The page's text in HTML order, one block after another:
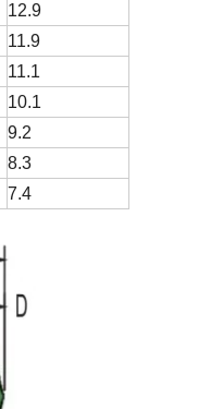
12.9
11.9
11.1
10.1
9.2
8.3
7.4